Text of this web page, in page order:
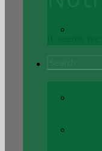
It seems